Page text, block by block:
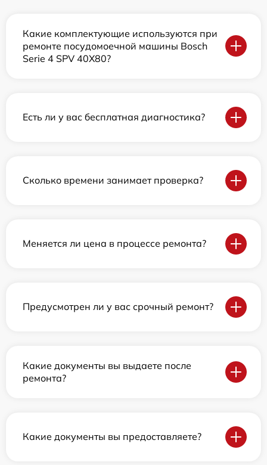
Какие комплектующие используются при
ремонте посудомоечной машины Bosch
Serie 4 SPV 40X80?
Есть ли у вас бесплатная диагностика?
Сколько времени занимает проверка?
Меняется ли цена в процессе ремонта?
Предусмотрен ли у вас срочный ремонт?
Какие документы вы выдаете после
ремонта?
Какие документы вы предоставляете?